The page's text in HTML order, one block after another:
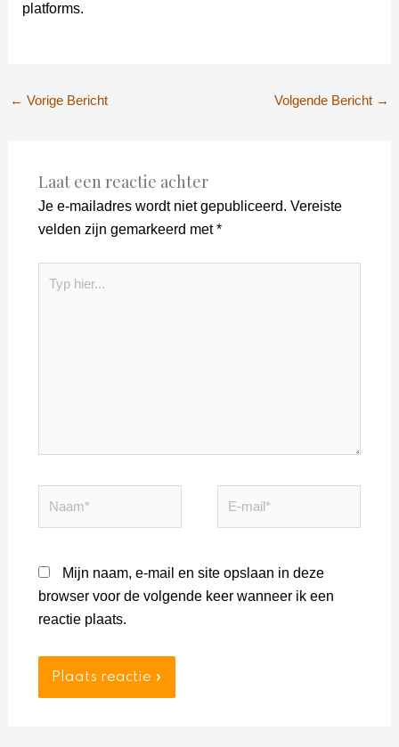
platforms.
← Vorige Bericht Volgende Bericht →
Laat een reactie achter
Je e-mailadres wordt niet gepubliceerd. Vereiste
velden zijn gemarkeerd met*
hier...
Mijn naam, e-mail en site opslaan in deze
browser voor de volgende keer wanneer ik een
reactie plaats.